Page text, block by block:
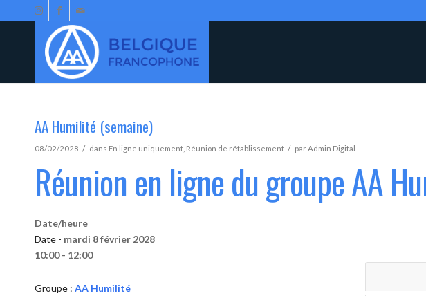
AA Humilité (semaine)
08/02/2028 / dans En ligne uniquement Réunion de rétablissement / parAdmin Digital
Réunion en ligne du groupe AA
Date/heure
Date - mardi 8 février 2028
10:00 - 12:00
Groupe : AA Humilité